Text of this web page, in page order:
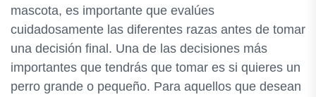
mascota, es importante que evalúes
cuidadosamente las diferentes razas antes de tomar
una decisión final. Una de las decisiones más
importantes que tendrás que tomar es si quieres un
perro grande o pequeño. Para aquellos que desean